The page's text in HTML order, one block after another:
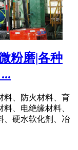
粉磨|各种
料、防火材料、育
、电绝缘材料、
、硬水软化剂、冶